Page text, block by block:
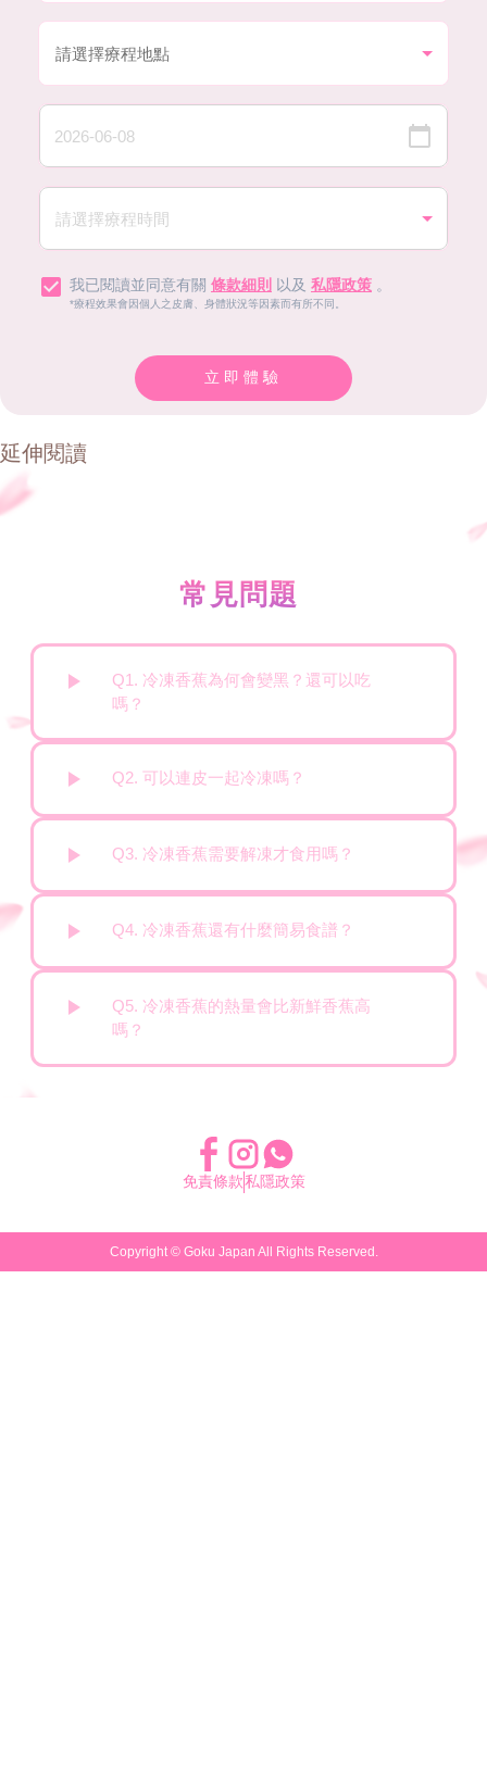
我已閱讀並同意有關 條款細則 以及 私隱政策 。
*療程效果會因個人之皮膚、身體狀況等因素而有所不同。
立即體驗
延伸閱讀
常見問題
Q1. 冷凍香蕉為何會變黑？還可以吃
嗎？
Q2. 可以連皮一起冷凍嗎？
Q3. 冷凍香蕉需要解凍才食用嗎？
Q4. 冷凍香蕉還有什麼簡易食譜？
Q5. 冷凍香蕉的熱量會比新鮮香蕉高
嗎？
免責條款私隱政策
Copyright © Goku Japan All Rights Reserved.